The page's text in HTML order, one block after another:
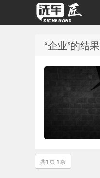
“企业”的结果
共1页 1条